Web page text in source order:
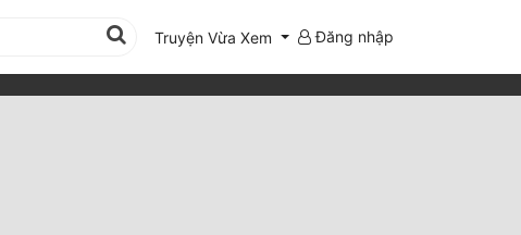
Truyện Vừa Xem Đăng nhập